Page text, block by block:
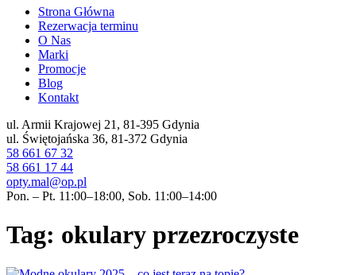
Strona Główna
Rezerwacja terminu
O Nas
Marki
Promocje
Blog
Kontakt
ul. Armii Krajowej 21, 81-395 Gdynia
ul. Świętojańska 36, 81-372 Gdynia
58 661 67 32
58 661 17 44
opty.mal@op.pl
Pon. – Pt. 11:00–18:00, Sob. 11:00–14:00
Tag: okulary przezroczyste